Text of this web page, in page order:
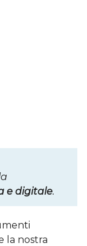
e digitale.
la nostra